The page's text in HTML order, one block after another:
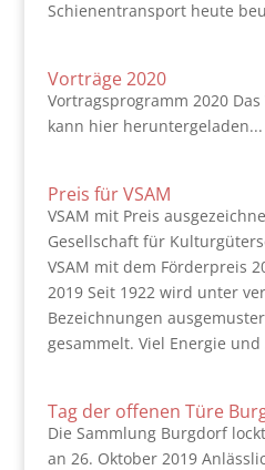
Schienentransport heute
Vorträge 2020
Vortragsprogramm 2020
kann hier heruntergeladen...
Preis für VSAM
VSAM mit Preis
Gesellschaft für
VSAM mit dem Förderpreis
2019 Seit 1922 wird unter
Bezeichnungen
gesammelt. Viel Energie und
Tag der offenen Türe
Die Sammlung Burgdorf
an 26. Oktober 2019